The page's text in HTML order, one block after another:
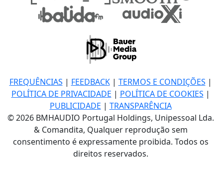
FREQUÊNCIAS | FEEDBACK| TERMOS E CONDIÇÕES |
POLÍTICA DE PRIVACIDADE | POLÍTICA DE COOKIES |
PUBLICIDADE | TRANSPARÊNCIA
© 2026 BMHAUDIO Portugal Holdings, Unipessoal Lda.
& Comandita, Qualquer reprodução sem
consentimento é expressamente proibida. Todos os
direitos reservados.